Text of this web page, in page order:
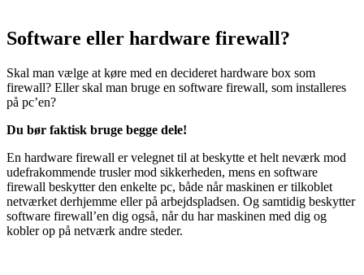
Software eller hardware firewall?
Skal man vælge at køre med en decideret hardware box som
firewall? Eller skal man bruge en software firewall, som installeres
på pc’en?
Du bør faktisk bruge begge dele!
En hardware firewall er velegnet til at beskytte et helt neværk mod
udefrakommende trusler mod sikkerheden, mens en software
firewall beskytter den enkelte pc, både når maskinen er tilkoblet
netværket derhjemme eller på arbejdspladsen. Og samtidig beskytter
software firewall’en dig også, når du har maskinen med dig og
kobler op på netværk andre steder.